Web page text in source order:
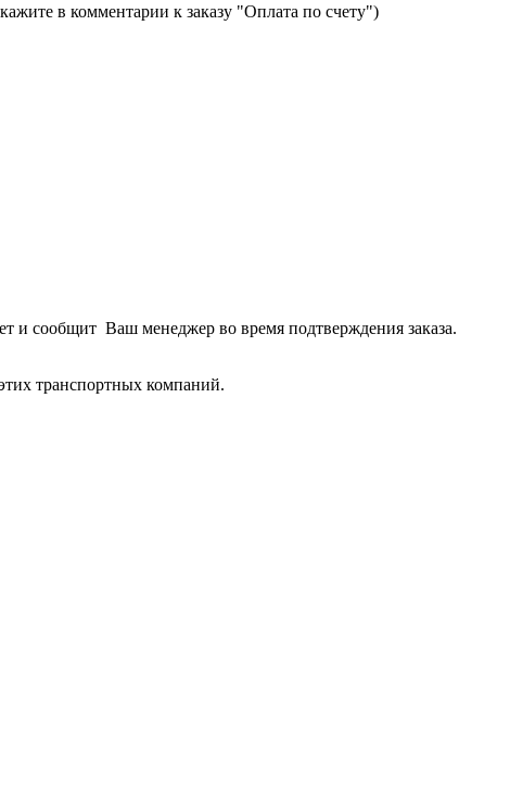
в комментарии к заказу "Оплата по счету")
и сообщит Ваш менеджер во время подтверждения заказа.
транспортных компаний.